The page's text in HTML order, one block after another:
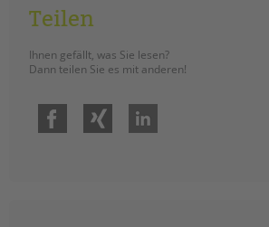
Teilen
Ihnen gefällt, was Sie lesen?
Dann teilen Sie es mit anderen!
Facebook Xing